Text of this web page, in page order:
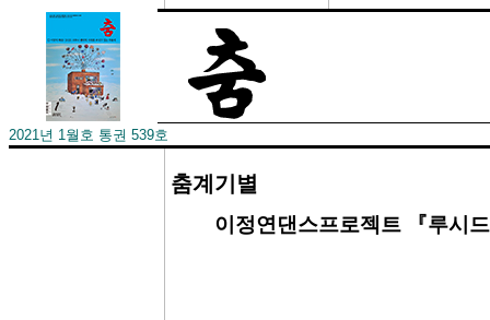
2021년 1월호 통권 539호
춤계기별
이정연댄스프로젝트 『루시